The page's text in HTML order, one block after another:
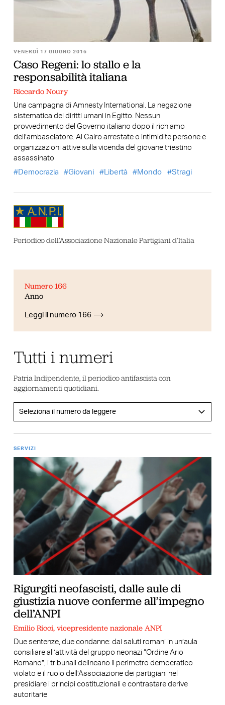
VENERDÌ 17 GIUGNO 2016
Caso Regeni: lo stallo e la
responsabilità italiana
Riccardo Noury
Una campagna di Amnesty International. La negazione
sistematica dei diritti umani in Egitto. Nessun
provvedimento del Governo italiano dopo il richiamo
dell’ambasciatore. Al Cairo arrestate o intimidite persone e
organizzazioni attive sulla vicenda del giovane triestino
assassinato
Democrazia
Giovani Libertà Mondo Stragi
Periodico dell’Associazione Nazionale Partigiani d’Italia
Numero 166
Anno
Leggi il numero 166
Tutti i numeri
Patria Indipendente, il periodico antifascista con
aggiornamenti quotidiani.
SERVIZI
Rigurgiti neofascisti, dalle aule di
giustizia nuove conferme all’impegno
dell’ANPI
Emilio Ricci, vicepresidente nazionale ANPI
Due sentenze, due condanne: dai saluti romani in un’aula
consiliare all’attività del gruppo neonazi “Ordine Ario
Romano”, i tribunali delineano il perimetro democratico
violato e il ruolo dell’Associazione dei partigiani nel
presidiare i principi costituzionali e contrastare derive
autoritarie